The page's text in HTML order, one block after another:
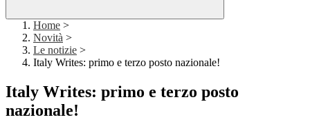
Home >
Novità >
Le notizie >
Italy Writes: primo e terzo posto nazionale!
Italy Writes: primo e terzo posto
nazionale!